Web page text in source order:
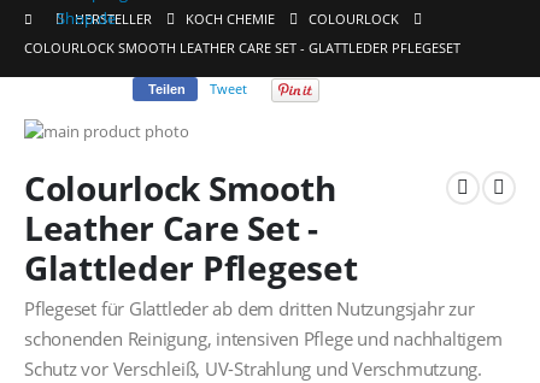
HERSTELLER KOCH CHEMIE
COLOURLOCK
COLOURLOCK SMOOTH LEATHER CARE SET - GLATTLEDER PFLEGESET
Teilen Tweet
Zum
der
Bildgalerie
springen
Anfang
der
Bildgalerie
springen
Colourlock Smooth
Leather Care Set -
Glattleder Pflegeset
Pflegeset für Glattleder ab dem dritten Nutzungsjahr zur
schonenden Reinigung, intensiven Pflege und nachhaltigem
Schutz vor Verschleiß, UV-Strahlung und Verschmutzung.